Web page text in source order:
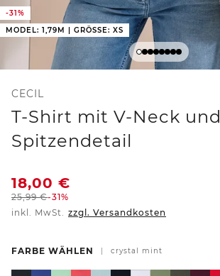
-31%
MODEL: 1,79M | GRÖSSE: XS
CECIL
T-Shirt mit V-Neck und
Spitzendetail
18,00 €
25,99€-31%
inkl. MwSt. zzgl. Versandkosten
FARBE WÄHLEN crystal mint